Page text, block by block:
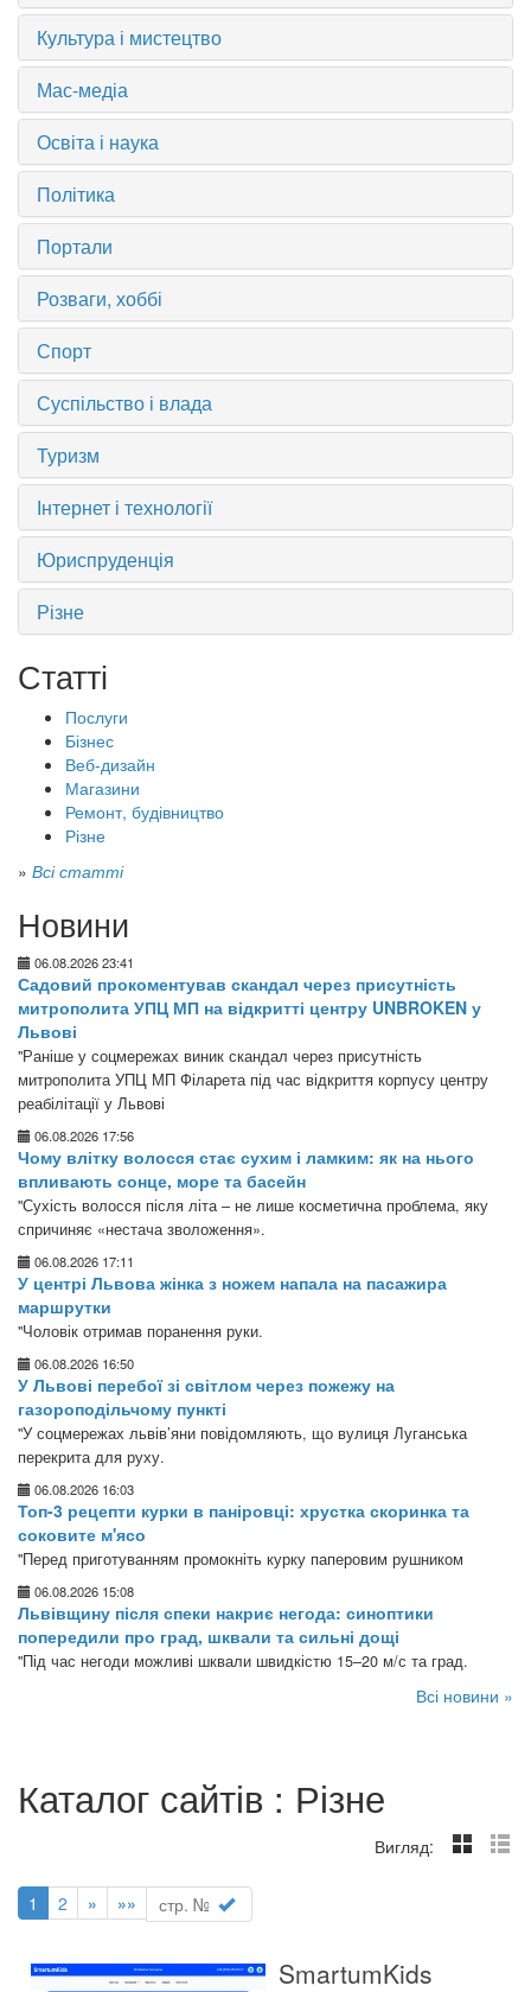
Культура і мистецтво
Мас-медіа
Освіта і наука
Політика
Портали
Розваги, хоббі
Спорт
Суспільство і влада
Туризм
Інтернет і технології
Юриспруденція
Різне
Статті
Послуги
Бізнес
Веб-дизайн
Магазини
Ремонт, будівництво
Різне
» Всі статті
Новини
06.08.2026 23:41
Садовий прокоментував скандал через присутність
митрополита УПЦ МП на відкритті центру UNBROKEN у
Львові
"Раніше у соцмережах виник скандал через присутність
митрополита УПЦ МП Філарета під час відкриття корпусу центру
реабілітації у Львові
06.08.2026 17:56
Чому влітку волосся стає сухим і ламким: як на нього
впливають сонце, море та басейн
"Сухість волосся після літа – не лише косметична проблема, яку
спричиняє «нестача зволоження».
06.08.2026 17:11
У центрі Львова жінка з ножем напала на пасажира
маршрутки
"Чоловік отримав поранення руки.
06.08.2026 16:50
У Львові перебої зі світлом через пожежу на
газороподільчому пункті
"У соцмережах львів’яни повідомляють, що вулиця Луганська
перекрита для руху.
06.08.2026 16:03
Топ-3 рецепти курки в паніровці: хрустка скоринка та
соковите м'ясо
"Перед приготуванням промокніть курку паперовим рушником
06.08.2026 15:08
Львівщину після спеки накриє негода: синоптики
попередили про град, шквали та сильні дощі
"Під час негоди можливі шквали швидкістю 15–20 м/с та град.
Всі новини »
Каталог сайтів : Різне
Вигляд:
1 2 » »»
SmartumKids